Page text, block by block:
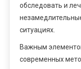
обследовать и
ситуациях.
Важным
современных